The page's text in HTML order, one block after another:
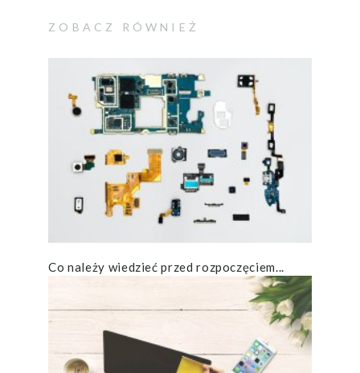
ZOBACZ RÓWNIEŻ
Co należy wiedzieć przed rozpoczęciem...